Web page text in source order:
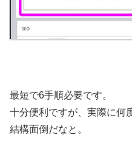
最短で6手順必要です。
十分便利ですが、実際に何
結構面倒だなと。